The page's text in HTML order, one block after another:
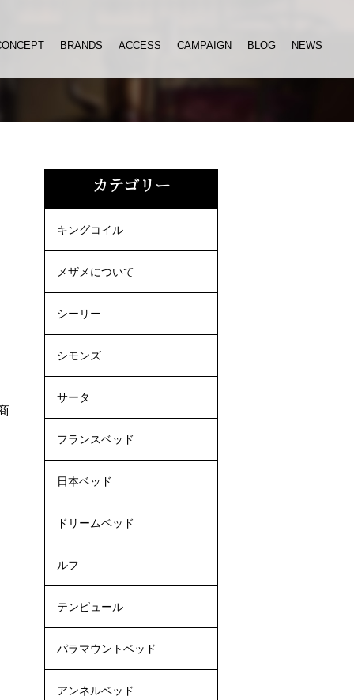
BRANDS ACCESS CAMPAIGN BLOG NEWS
カテゴリー
キングコイル
メザメについて
シーリー
シモンズ
サータ
フランスベッド
日本ベッド
ドリームベッド
ルフ
テンピュール
パラマウントベッド
アンネルベッド